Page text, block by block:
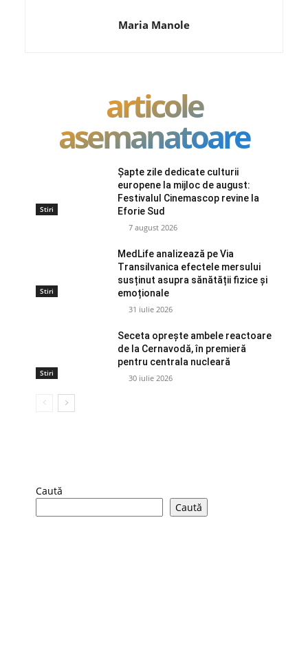
Maria Manole
articole
asemanatoare
Stiri
Șapte zile dedicate culturii
europene la mijloc de august:
Festivalul Cinemascop revine la
Eforie Sud
7 august 2026
Stiri
MedLife analizează pe Via
Transilvanica efectele mersului
susținut asupra sănătății fizice și
emoționale
31 iulie 2026
Stiri
Seceta oprește ambele reactoare
de la Cernavodă, în premieră
pentru centrala nucleară
30 iulie 2026
Caută
Caută